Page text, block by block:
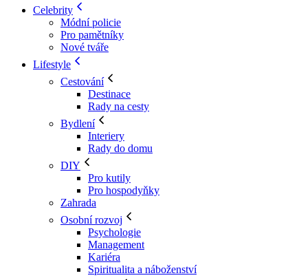
Celebrity
Módní policie
Pro pamětníky
Nové tváře
Lifestyle
Cestování
Destinace
Rady na cesty
Bydlení
Interiery
Rady do domu
DIY
Pro kutily
Pro hospodyňky
Zahrada
Osobní rozvoj
Psychologie
Management
Kariéra
Spiritualita a náboženství